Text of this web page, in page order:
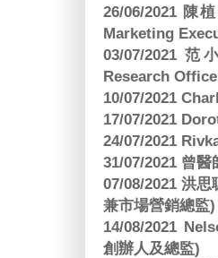
26/06/2021 陳
Marketing
03/07/2021 范
Research
10/07/2021
17/07/2021
24/07/2021
31/07/2021 曾
07/08/2021 洪
兼市場營銷總監)
14/08/2021
創辦人及總監)